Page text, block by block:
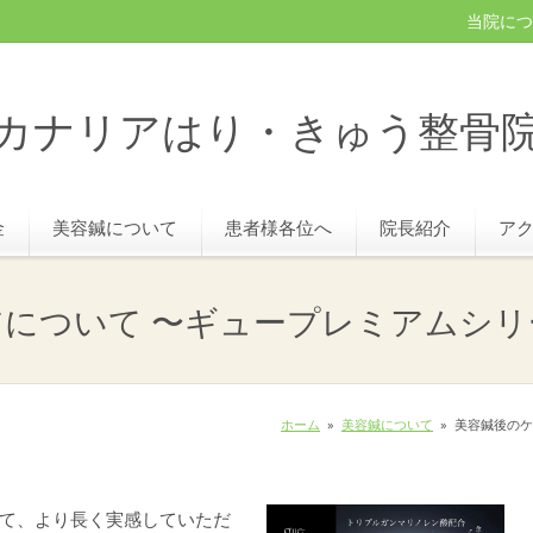
ナリアはり・きゅう整骨
当院に
美容鍼について 患者様各位へ 院長紹介 ア
ついて 〜ギュープレミアムシ
ホーム » 美容鍼について » 美容鍼後の
、より長く実感していただ